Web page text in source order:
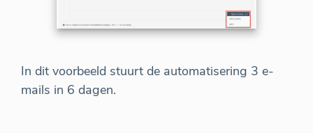
In dit voorbeeld stuurt de automatisering 3 e-
mails in 6 dagen.